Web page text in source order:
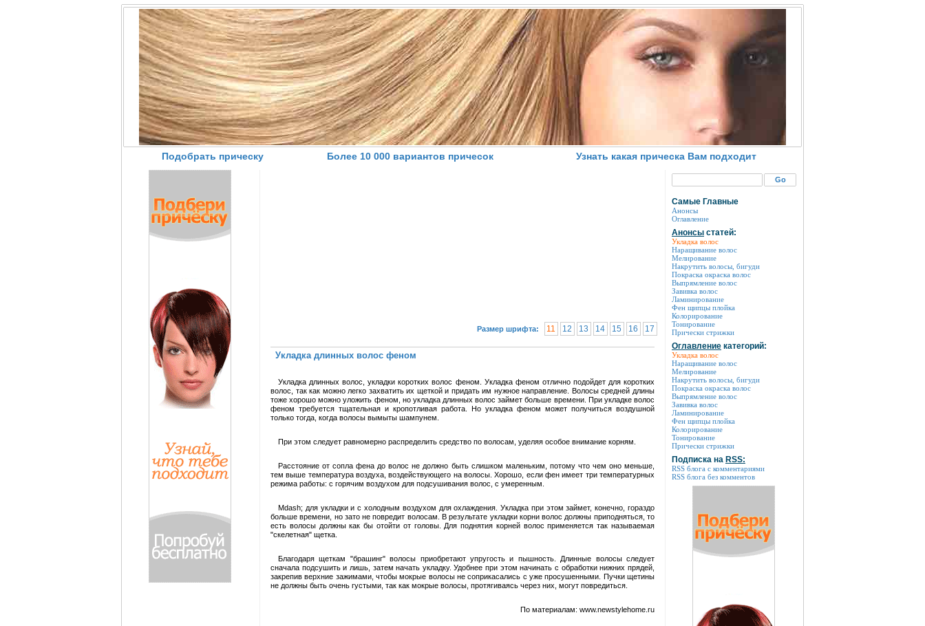
Подобрать прическу Более 10 000 вариантов причесок Узнать какая прическа Вам подходит
Размер шрифта: 11 12 13 14 15 16 17
Укладка длинных волос феном
Укладка длинных волос, укладки коротких волос феном. Укладка феном отлично подойдет для коротких
волос, так как можно легко захватить их щеткой и придать им нужное направление. Волосы средней длины
тоже хорошо можно уложить феном, но укладка длинных волос займет больше времени. При укладке волос
феном требуется тщательная и кропотливая работа. Но укладка феном может получиться воздушной
только тогда, когда волосы вымыты шампунем.
При этом следует равномерно распределить средство по волосам, уделяя особое внимание корням.
Расстояние от сопла фена до волос не должно быть слишком маленьким, потому что чем оно меньше,
тем выше температура воздуха, воздействующего на волосы. Хорошо, если фен имеет три температурных
режима работы: с горячим воздухом для подсушивания волос, с умеренным.
Mdash; для укладки и с холодным воздухом для охлаждения. Укладка при этом займет, конечно, гораздо
больше времени, но зато не повредит волосам. В результате укладки корни волос должны приподняться, то
есть волосы должны как бы отойти от головы. Для поднятия корней волос применяется так называемая
"скелетная" щетка.
Благодаря щеткам "брашинг" волосы приобретают упругость и пышность. Длинные волосы следует
сначала подсушить и лишь, затем начать укладку. Удобнее при этом начинать с обработки нижних прядей,
закрепив верхние зажимами, чтобы мокрые волосы не со­прикасались с уже просушенными. Пучки щетины
не должны быть очень густыми, так как мокрые волосы, протягиваясь через них, могут повредиться.
По материалам: www.newstylehome.ru
Самые Главные
Анонсы
Оглавление
Анонсы статей:
Укладка волос
Наращивание волос
Мелирование
Накрутить волосы, бигуди
Покраска окраска волос
Выпрямление волос
Завивка волос
Ламинирование
Фен щипцы плойка
Колорирование
Тонирование
Прически стрижки
Оглавление категорий:
Укладка волос
Наращивание волос
Мелирование
Накрутить волосы, бигуди
Покраска окраска волос
Выпрямление волос
Завивка волос
Ламинирование
Фен щипцы плойка
Колорирование
Тонирование
Прически стрижки
Подписка на RSS:
RSS блога с комментариями
RSS блога без комментов